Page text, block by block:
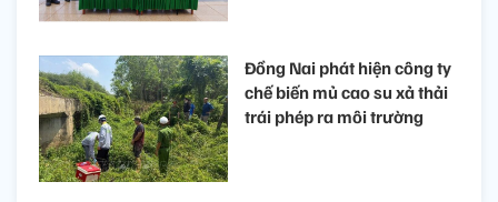
Đồng Nai phát hiện công ty
chế biến mủ cao su xả thải
trái phép ra môi trường